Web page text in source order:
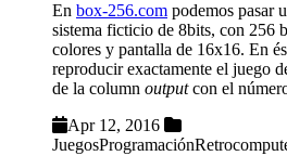
En box-256.com podemos pasar
sistema ficticio de 8bits, con 256
colores y pantalla de 16x16. En
reproducir exactamente el juego
de la column outputcon el
Apr 12, 2016
JuegosProgramación